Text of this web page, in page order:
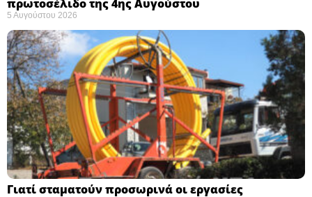
πρωτοσέλιδο της 4ης Αυγούστου
5 Αυγούστου 2026
Γιατί σταματούν προσωρινά οι εργασίες